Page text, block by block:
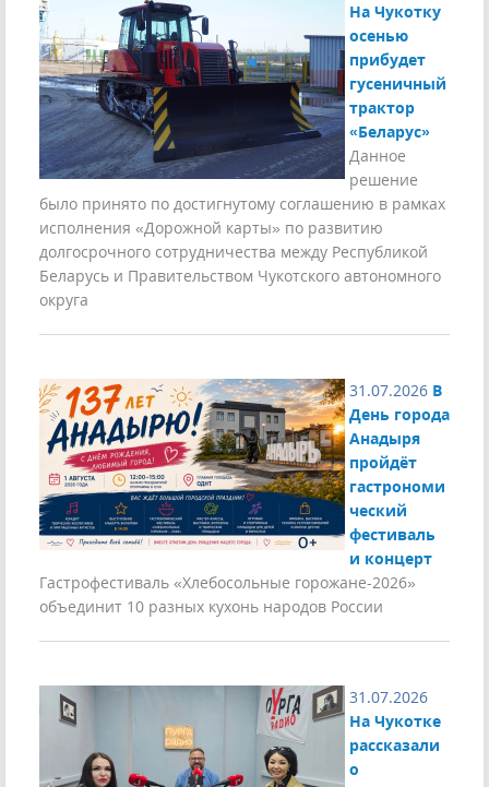
На Чукотку
осенью
прибудет
гусеничный
трактор
«Беларус»
Данное
решение
было принято по достигнутому соглашению в рамках
исполнения «Дорожной карты» по развитию
долгосрочного сотрудничества между Республикой
Беларусь и Правительством Чукотского автономного
округа
31.07.2026 В
День города
Анадыря
пройдёт
гастрономи
ческий
фестиваль
и концерт
Гастрофестиваль «Хлебосольные горожане-2026»
объединит 10 разных кухонь народов России
31.07.2026
На Чукотке
рассказали
о